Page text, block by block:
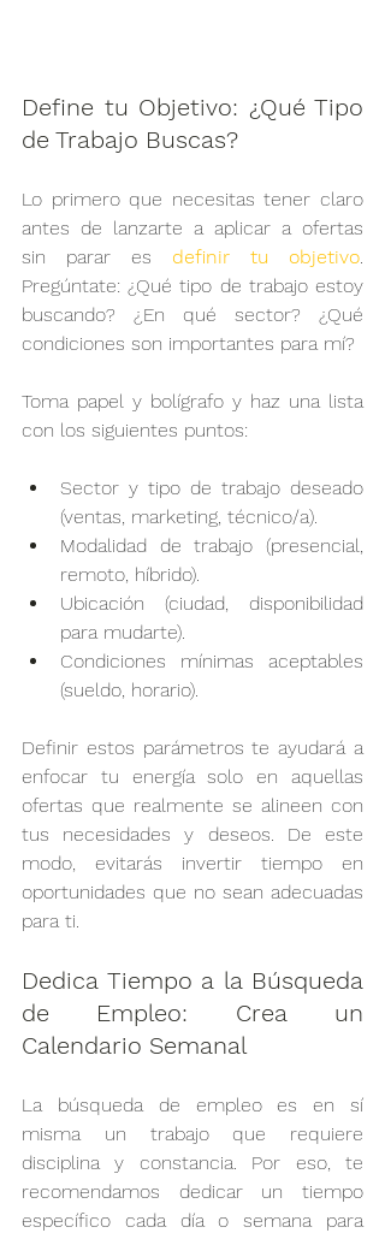
Define tu Objetivo: ¿Qué Tipo
de Trabajo Buscas?
Lo primero que necesitas tener claro
antes de lanzarte a aplicar a ofertas
sin parar es definir tu objetivo
Pregúntate: ¿Qué tipo de trabajo estoy
buscando? ¿En qué sector? ¿Qué
condiciones son importantes para mí?
Toma papel y bolígrafo y haz una lista
con los siguientes puntos:
Sector y tipo de trabajo deseado
(ventas, marketing, técnico/a).
Modalidad de trabajo (presencial,
remoto, híbrido).
Ubicación (ciudad, disponibilidad
para mudarte).
Condiciones mínimas aceptables
(sueldo, horario).
Definir estos parámetros te ayudará a
enfocar tu energía solo en aquellas
ofertas que realmente se alineen con
tus necesidades y deseos. De este
modo, evitarás invertir tiempo en
oportunidades que no sean adecuadas
para ti.
Dedica Tiempo a la Búsqueda
de Empleo: Crea un
Calendario Semanal
La búsqueda de empleo es en sí
misma un trabajo que requiere
disciplina y constancia. Por eso, te
recomendamos dedicar un tiempo
específico cada día o semana para